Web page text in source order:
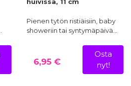
Pienen tytön ristiäisiin, baby
showeriin tai syntymäpäivä…
6,95 €
Osta
nyt!